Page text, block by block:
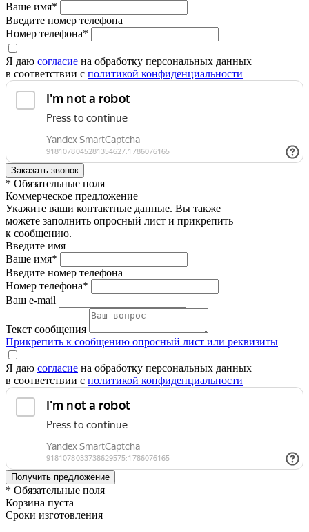
Ваше имя*
Введите номер телефона
Номер телефона*
Я даю согласие на обработку персональных данных
в соответствии с политикой конфиденциальности
* Обязательные поля
Коммерческое предложение
Укажите ваши контактные данные. Вы также
можете заполнить опросный лист и прикрепить
к сообщению.
Введите имя
Ваше имя*
Введите номер телефона
Номер телефона*
Ваш e-mail
Текст сообщения
Прикрепить к сообщению опросный лист или реквизиты
Я даю согласие на обработку персональных данных
в соответствии с политикой конфиденциальности
* Обязательные поля
Корзина пуста
Сроки изготовления